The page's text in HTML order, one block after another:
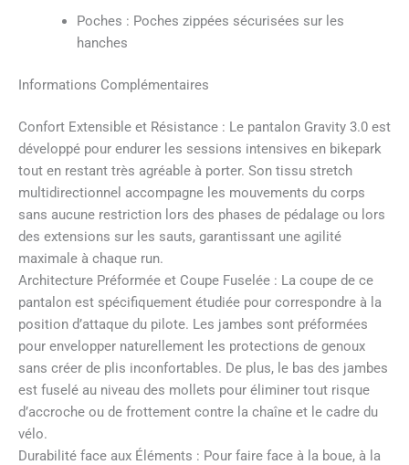
Poches : Poches zippées sécurisées sur les
hanches
Informations Complémentaires
Confort Extensible et Résistance : Le pantalon Gravity 3.0 est
développé pour endurer les sessions intensives en bikepark
tout en restant très agréable à porter. Son tissu stretch
multidirectionnel accompagne les mouvements du corps
sans aucune restriction lors des phases de pédalage ou lors
des extensions sur les sauts, garantissant une agilité
maximale à chaque run.
Architecture Préformée et Coupe Fuselée : La coupe de ce
pantalon est spécifiquement étudiée pour correspondre à la
position d’attaque du pilote. Les jambes sont préformées
pour envelopper naturellement les protections de genoux
sans créer de plis inconfortables. De plus, le bas des jambes
est fuselé au niveau des mollets pour éliminer tout risque
d’accroche ou de frottement contre la chaîne et le cadre du
vélo.
Durabilité face aux Éléments : Pour faire face à la boue, à la